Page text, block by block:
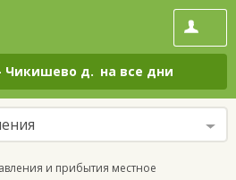
Чикишево д. на все дни
и прибытия местное